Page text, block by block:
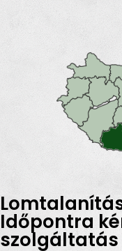
Időpontra
szolgáltatás